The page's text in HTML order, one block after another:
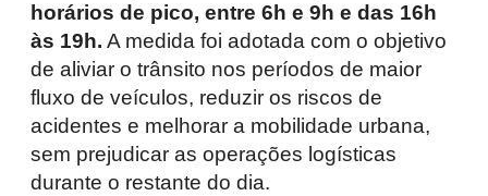
horários de pico, entre 6h e 9h e das 16h
às 19h. A medida foi adotada com o objetivo
de aliviar o trânsito nos períodos de maior
fluxo de veículos, reduzir os riscos de
acidentes e melhorar a mobilidade urbana,
sem prejudicar as operações logísticas
durante o restante do dia.